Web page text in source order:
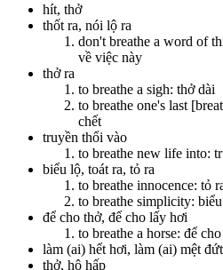
hít, thở
thốt ra, nói lộ ra
don't breathe a word of
về việc này
thở ra
to breathe a sigh: thở dài
to breathe one's last
chết
truyền thổi vào
to breathe new life into:
biểu lộ, toát ra, tỏ ra
to breathe innocence: tỏ
to breathe simplicity:
để cho thở, để cho lấy hơi
to breathe a horse: để
làm (ai) hết hơi, làm (ai) mệt
thở, hô hấp